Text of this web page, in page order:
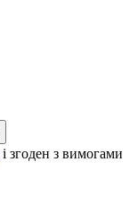
і згоден з вимогами